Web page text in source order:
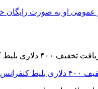
عمومی او به صورت رایگان
۲۰۲۶